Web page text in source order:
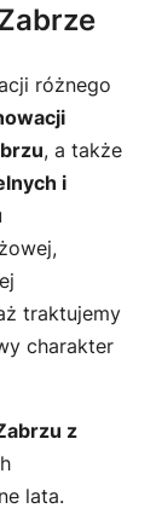
różnego
, a także
i
traktujemy
charakter
z
lata.